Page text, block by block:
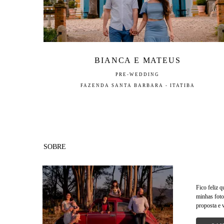
BIANCA E MATEUS
PRE-WEDDING
FAZENDA SANTA BARBARA - ITATIBA
SOBRE
Fico feliz
minhas
proposta e